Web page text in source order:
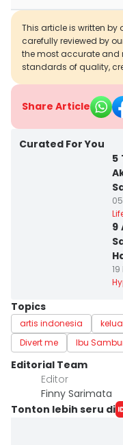
This article is written
carefully reviewed by
the most accurate and
standards of quality,
Share Article
Curated For You
5
9
19
Topics
artis indonesia
Divert me
Ibu
Editorial Team
Editor
Finny Sarimata
Tonton lebih seru di